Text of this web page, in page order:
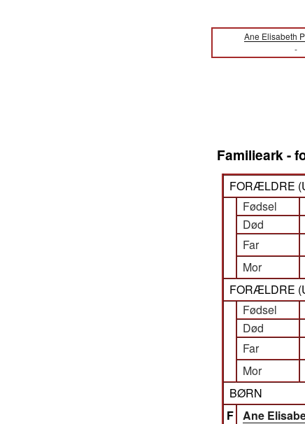
Ane Elisabeth
-
Familieark -
FORÆLDRE (
Fødsel
Død
Far
Mor
FORÆLDRE (
Fødsel
Død
Far
Mor
BØRN
F
Ane